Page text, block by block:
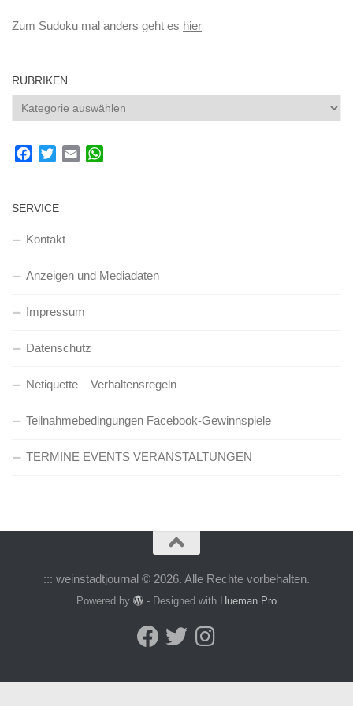
Zum Sudoku mal anders geht es hier
RUBRIKEN
Rubriken
Facebook
TwitterEmail
SERVICE
Kontakt
Anzeigen und Mediadaten
Impressum
Datenschutz
Netiquette – Verhaltensregeln
Teilnahmebedingungen Facebook-Gewinnspiele
TERMINE EVENTS VERANSTALTUNGEN
::: weinstadtjournal © 2026. Alle Rechte vorbehalten.
Powered by - Designed with Hueman Pro